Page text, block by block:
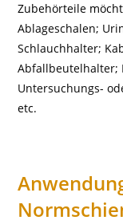
Zubehörteile
Ablageschalen;
Schlauchhalter;
Abfallbeutelhalter;
Untersuchungs-
etc.